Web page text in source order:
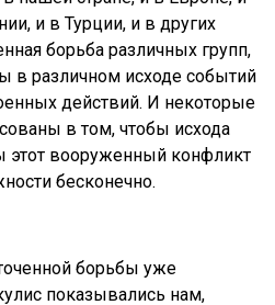
и в Турции, и в других
борьба различных групп,
в различном исходе событий
действий. И некоторые
в том, чтобы исхода
этот вооруженный конфликт
бесконечно.
борьбы уже
показывались нам,